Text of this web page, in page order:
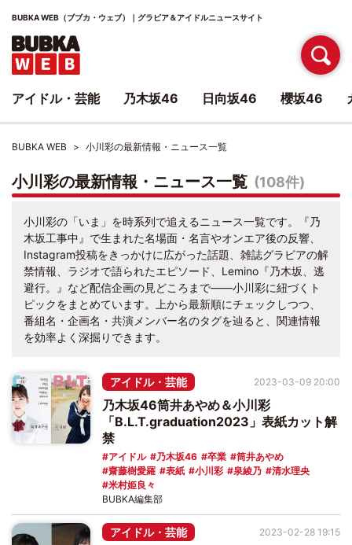
BUBKA WEB（ブブカ・ウェブ）｜グラビア＆アイドルニュースサイト
BUBKA WEB 小川彩の最新情報・ニュース一覧
小川彩の最新情報・ニュース一覧 (108件)
小川彩の「いま」を時系列で追えるニュース一覧です。『乃
木坂工事中』で生まれた名場面・名言やオンエア後の反響、
Instagram投稿をきっかけに広がった話題、雑誌グラビアの解
禁情報、ラジオで語られたエピソード、Lemino『乃木坂、逃
避行。』など配信企画の見どころまで――小川彩に紐づくト
ピックをまとめています。上から最新順にチェックしつつ、
番組名・企画名・共演メンバー名のタグを辿ると、関連情報
を効率よく深掘りできます。
アイドル・芸能
乃木坂46筒井あやめ＆小川彩
「B.L.T.graduation2023」表紙カット解
禁
アイドル 乃木坂46 卒業
筒井あやめ
齋藤樹愛羅
表紙 小川彩 泉綾乃
清水理央
米村姫良々
2023-03-09 20:00
BUBKA編集部
アイドル・芸能 2023-02-28 19:15
アイドル・芸能 乃木坂46 日向坂46 櫻坂46